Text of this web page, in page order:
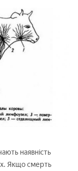
наявність
Якщо смерть